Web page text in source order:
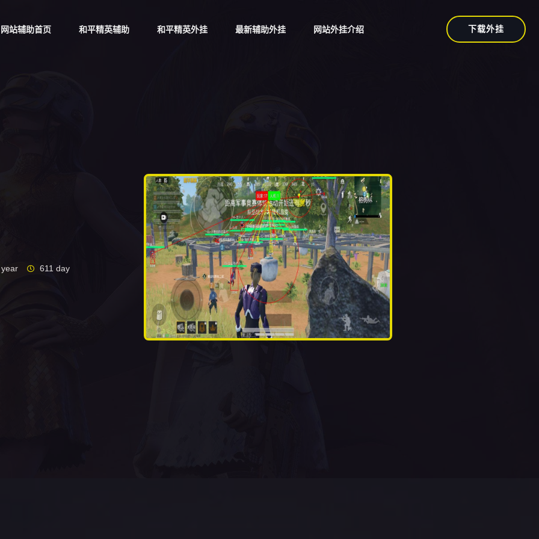
网站辅助首页 和平精英辅助 和平精英外挂 最新辅助外挂 网站外挂介绍 下载外挂
611 day